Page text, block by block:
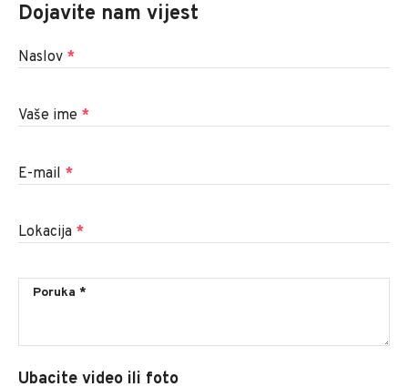
Dojavite nam vijest
Naslov *
Vaše ime *
E-mail *
Lokacija *
Ubacite video ili foto